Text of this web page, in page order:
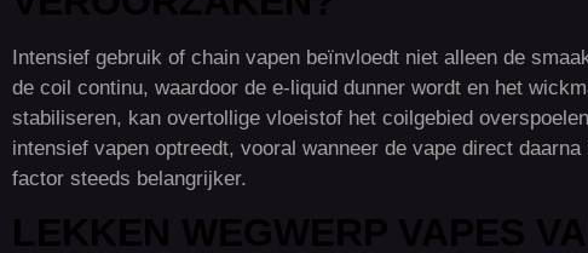
Intensief gebruik of chain vapen beïnvloedt niet alleen de
de coil continu, waardoor de e-liquid dunner wordt en het
stabiliseren, kan overtollige vloeistof het coilgebied
intensief vapen optreedt, vooral wanneer de vape direct
factor steeds belangrijker.